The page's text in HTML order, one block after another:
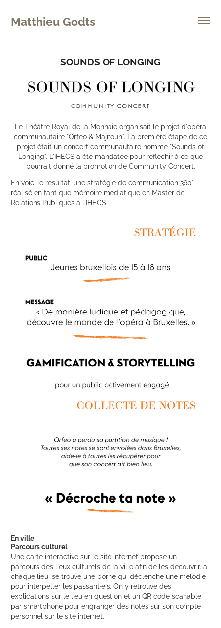
Matthieu Godts
SOUNDS OF LONGING
Le Théâtre Royal de la Monnaie organisait le projet d'opéra
communautaire "Orfeo & Majnoun". La première étape de ce
projet était un concert communautaire nommé "Sounds of
Longing". L'IHECS a été mandatée pour réfléchir à ce que
pourrait donné la promotion de Community Concert.
En voici le résultat, unestratégie de communication 360°
réalisé en tant que mémoire médiatique en Master de
Relations Publiques à l'IHECS.
En ville
Parcours culturel
Une carte interactive sur le site internet propose un
parcours des lieux culturels de la ville afin de les découvrir.à
chaque lieu, se trouve une borne qui déclenche une mélodie
pour interpeller les passant·e·s. On y retrouve des
explications sur le lieu en question et un QR code scanable
par smartphone pour engranger des notes sur son compte
personnel sur le site internet.